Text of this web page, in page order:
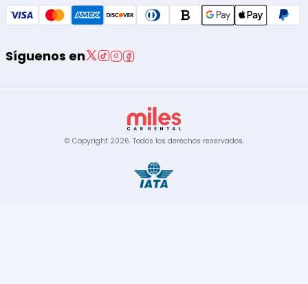
Síguenos en
© Copyright 2026. Todos los derechos reservados.